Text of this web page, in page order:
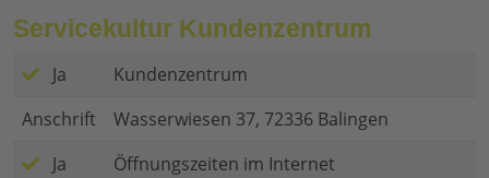
Servicekultur Kundenzentrum
Ja
Kundenzentrum
Anschrift
Wasserwiesen 37, 72336 Balingen
Ja
Öffnungszeiten im Internet